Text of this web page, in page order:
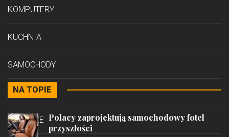
KOMPUTERY
KUCHNIA
SAMOCHODY
STYL
PODRÓŻE
NA TOPIE
Polacy zaprojektują samochodowy fotel
przyszłości